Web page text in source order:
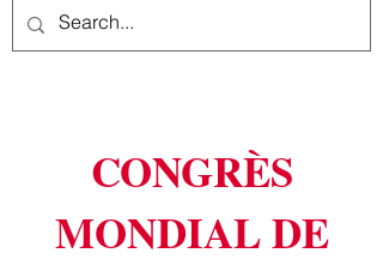
CONGRÈS
MONDIAL DE